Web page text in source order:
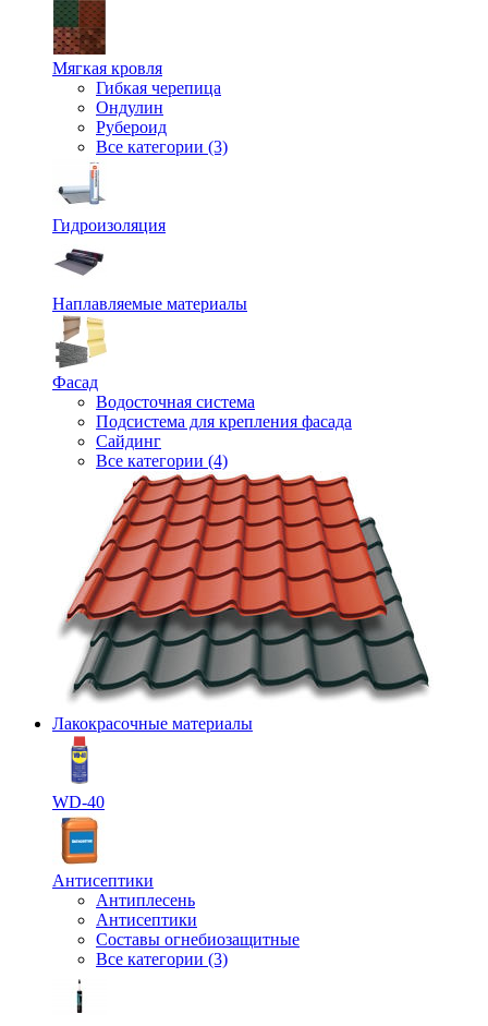
Мягкая кровля
Гибкая черепица
Ондулин
Рубероид
Все категории (3)
Гидроизоляция
Наплавляемые материалы
Фасад
Водосточная система
Подсистема для крепления фасада
Сайдинг
Все категории (4)
Лакокрасочные материалы
WD-40
Антисептики
Антиплесень
Антисептики
Составы огнебиозащитные
Все категории (3)